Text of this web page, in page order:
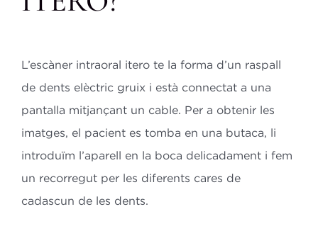
L’escàner intraoral itero te la forma d’un raspall
de dents elèctric gruix i està connectat a una
pantalla mitjançant un cable. Per a obtenir les
imatges, el pacient es tomba en una butaca, li
introduïm l’aparell en la boca delicadament i fem
un recorregut per les diferents cares de
cadascun de les dents.